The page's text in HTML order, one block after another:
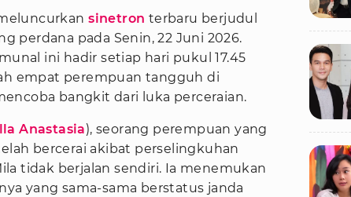
sinetron terbaru berjudul
perdana pada Senin, 22 Juni 2026.
ini hadir setiap hari pukul 17.45
empat perempuan tangguh di
bangkit dari luka perceraian.
Anastasia), seorang perempuan yang
bercerai akibat perselingkuhan
tidak berjalan sendiri. Ia menemukan
yang sama-sama berstatus janda